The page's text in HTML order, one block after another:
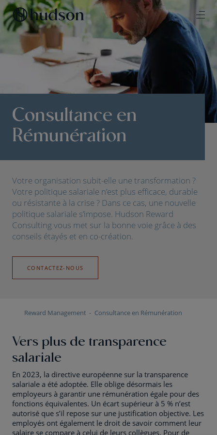
Consultance en
Rémunération
Reward Management Consultance en Rémunération
Votre organisation subit-elle une transformation ?
Votre politique salariale n’est plus efficace, durable
ou résistante à la crise ? Dans ce cas, une nouvelle
politique salariale s’impose. Hudson Reward
Consulting vous met sur la bonne voie grâce à des
conseils étayés et en co-création.
CONTACTEZ-NOUS
Vers plus de transparence
salariale
En 2023, la directive européenne sur la transparence
salariale a été adoptée. Elle oblige désormais les
employeurs à garantir une rémunération égale pour des
fonctions équivalentes. Un écart supérieur à 5 % n’est
autorisé que s’il repose sur une justification objective. Les
employés ont également le droit de savoir comment leur
salaire se compare à celui de leurs collègues. Pour de